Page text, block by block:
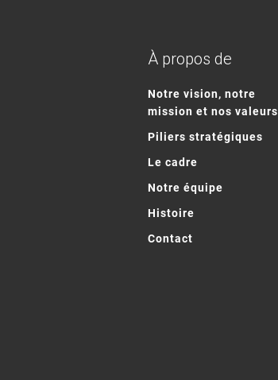
À propos de
Notre vision, notre
mission et nos valeurs
Piliers stratégiques
Le cadre
Notre équipe
Histoire
Contact